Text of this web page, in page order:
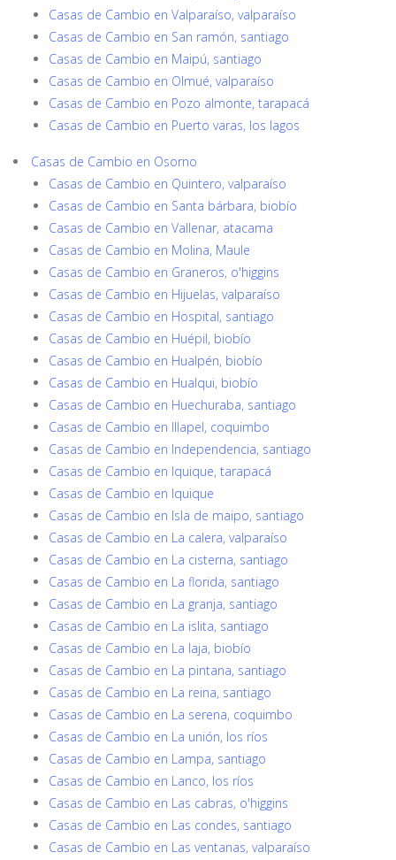
Casas de Cambio en Valparaíso, valparaíso
Casas de Cambio en San ramón, santiago
Casas de Cambio en Maipú, santiago
Casas de Cambio en Olmué, valparaíso
Casas de Cambio en Pozo almonte, tarapacá
Casas de Cambio en Puerto varas, los lagos
Casas de Cambio en Osorno
Casas de Cambio en Quintero, valparaíso
Casas de Cambio en Santa bárbara, biobío
Casas de Cambio en Vallenar, atacama
Casas de Cambio en Molina, Maule
Casas de Cambio en Graneros, o'higgins
Casas de Cambio en Hijuelas, valparaíso
Casas de Cambio en Hospital, santiago
Casas de Cambio en Huépil, biobío
Casas de Cambio en Hualpén, biobío
Casas de Cambio en Hualqui, biobío
Casas de Cambio en Huechuraba, santiago
Casas de Cambio en Illapel, coquimbo
Casas de Cambio en Independencia, santiago
Casas de Cambio en Iquique, tarapacá
Casas de Cambio en Iquique
Casas de Cambio en Isla de maipo, santiago
Casas de Cambio en La calera, valparaíso
Casas de Cambio en La cisterna, santiago
Casas de Cambio en La florida, santiago
Casas de Cambio en La granja, santiago
Casas de Cambio en La islita, santiago
Casas de Cambio en La laja, biobío
Casas de Cambio en La pintana, santiago
Casas de Cambio en La reina, santiago
Casas de Cambio en La serena, coquimbo
Casas de Cambio en La unión, los ríos
Casas de Cambio en Lampa, santiago
Casas de Cambio en Lanco, los ríos
Casas de Cambio en Las cabras, o'higgins
Casas de Cambio en Las condes, santiago
Casas de Cambio en Las ventanas, valparaíso